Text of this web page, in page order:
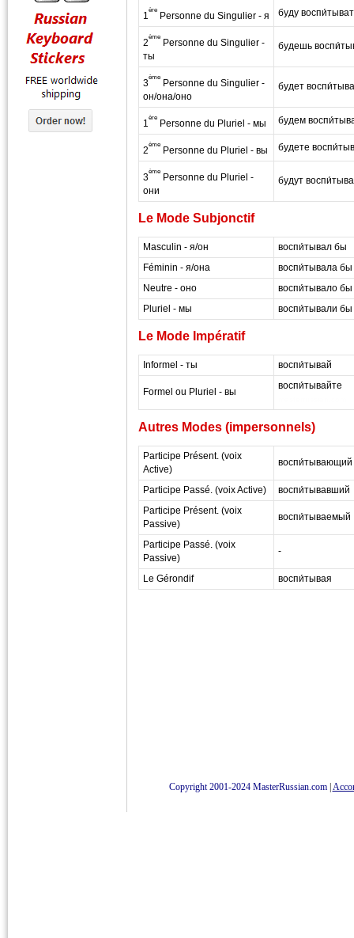
1
ère
Personne du Singulier - я буду
2
ème
Personne du Singulier -
ты
будешь
3
ème
Personne du Singulier -
он/она/оно
будет
1
ère
Personne du Pluriel - мы будем
2
ème
Personne du Pluriel - вы будете
3
ème
Personne du Pluriel -
они
будут
Le Mode Subjonctif
Masculin - я/он
воспи́тывал бы
Féminin - я/она
воспи́тывала бы
Neutre - оно
воспи́тывало бы
Pluriel - мы
воспи́тывали бы
Le Mode Impératif
Informel - ты воспи́тывай
Formel ou Pluriel - вы
воспи́тывайте
Autres Modes (impersonnels)
Participe Présent. (voix
Active)
воспи́тывающий
Participe Passé. (voix Active)
воспи́тывавший
Participe Présent. (voix
Passive)
воспи́тываемый
Participe Passé. (voix
Passive)
-
Le Gérondif воспи́тывая
Copyright 2001-2024 MasterRussian.com|